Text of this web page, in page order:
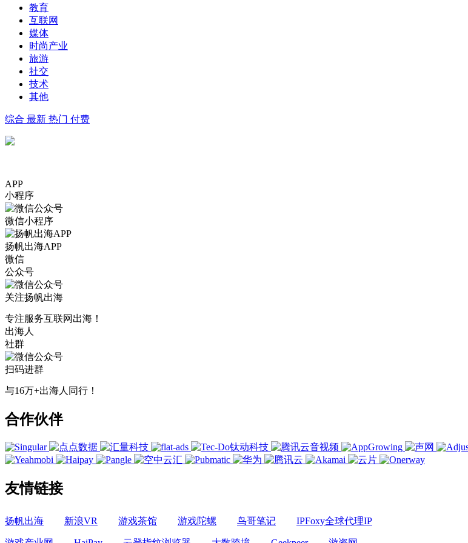
教育
互联网
媒体
时尚产业
旅游
社交
技术
其他
综合 最新 热门 付费
APP
小程序
微信小程序
扬帆出海APP
微信
公众号
关注扬帆出海
专注服务互联网出海！
出海人
社群
扫码进群
与16万+出海人同行！
合作伙伴
友情链接
扬帆出海 新浪VR 游戏茶馆 游戏陀螺 鸟哥笔记 IPFoxy全球代理IP